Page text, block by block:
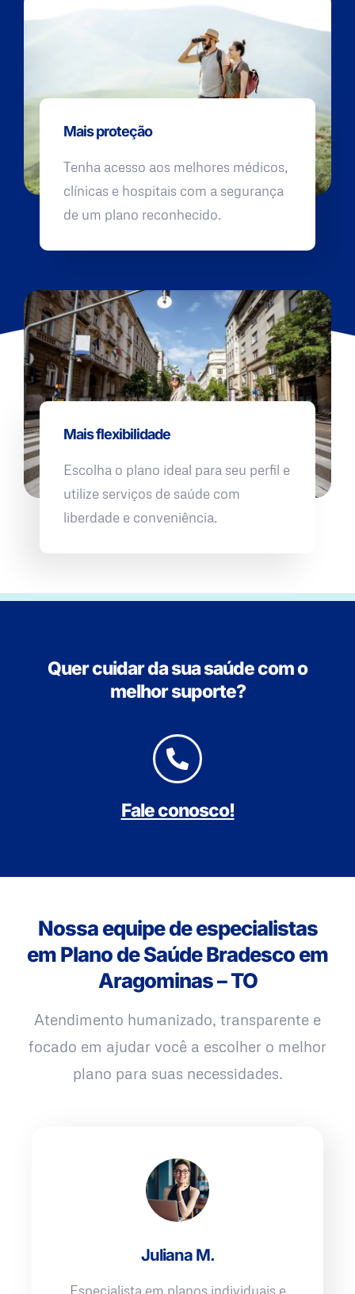
Mais proteção
Tenha acesso aos melhores médicos,
clínicas e hospitais com a segurança
de um plano reconhecido.
Mais flexibilidade
Escolha o plano ideal para seu perfil e
utilize serviços de saúde com
liberdade e conveniência.
Quer cuidar da sua saúde com o
melhor suporte?
Fale conosco!
Nossa equipe de especialistas
em Plano de Saúde Bradesco em
Aragominas – TO
Atendimento humanizado, transparente e
focado em ajudar você a escolher o melhor
plano para suas necessidades.
Juliana M.
Especialista em planos individuais e